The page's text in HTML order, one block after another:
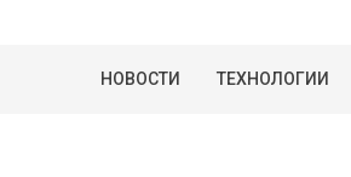
НОВОСТИ ТЕХНОЛОГИИ